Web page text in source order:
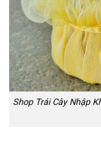
Shop Trái Cây Nhập